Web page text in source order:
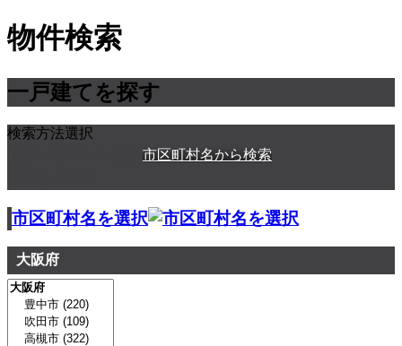
物件検索
一戸建てを探す
検索方法選択
市区町村名から検索
市区町村名を選択
大阪府